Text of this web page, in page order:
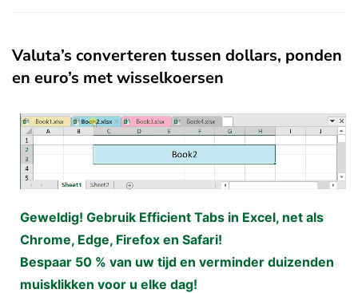
Valuta’s converteren tussen dollars, ponden
en euro’s met wisselkoersen
Geweldig! Gebruik Efficient Tabs in Excel, net als
Chrome, Edge, Firefox en Safari!
Bespaar 50 % van uw tijd en verminder duizenden
muisklikken voor u elke dag!